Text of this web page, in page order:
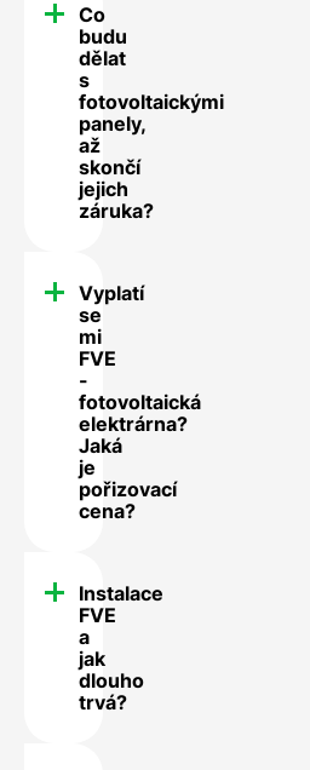
Co
budu
dělat
s
fotovoltaickými
panely,
až
skončí
jejich
záruka?
Vyplatí
se
mi
FVE
-
fotovoltaická
elektrárna?
Jaká
je
pořizovací
cena?
Instalace
FVE
a
jak
dlouho
trvá?